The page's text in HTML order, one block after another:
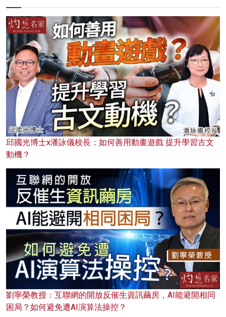
邱國光博士x潘詠儀校長：如何善用動畫遊戲 提升學習古文
動機？
劉寧榮教授：互聯網的開放反催生資訊繭房，AI能避開相同
困局？如何避免遭AI演算法操控？